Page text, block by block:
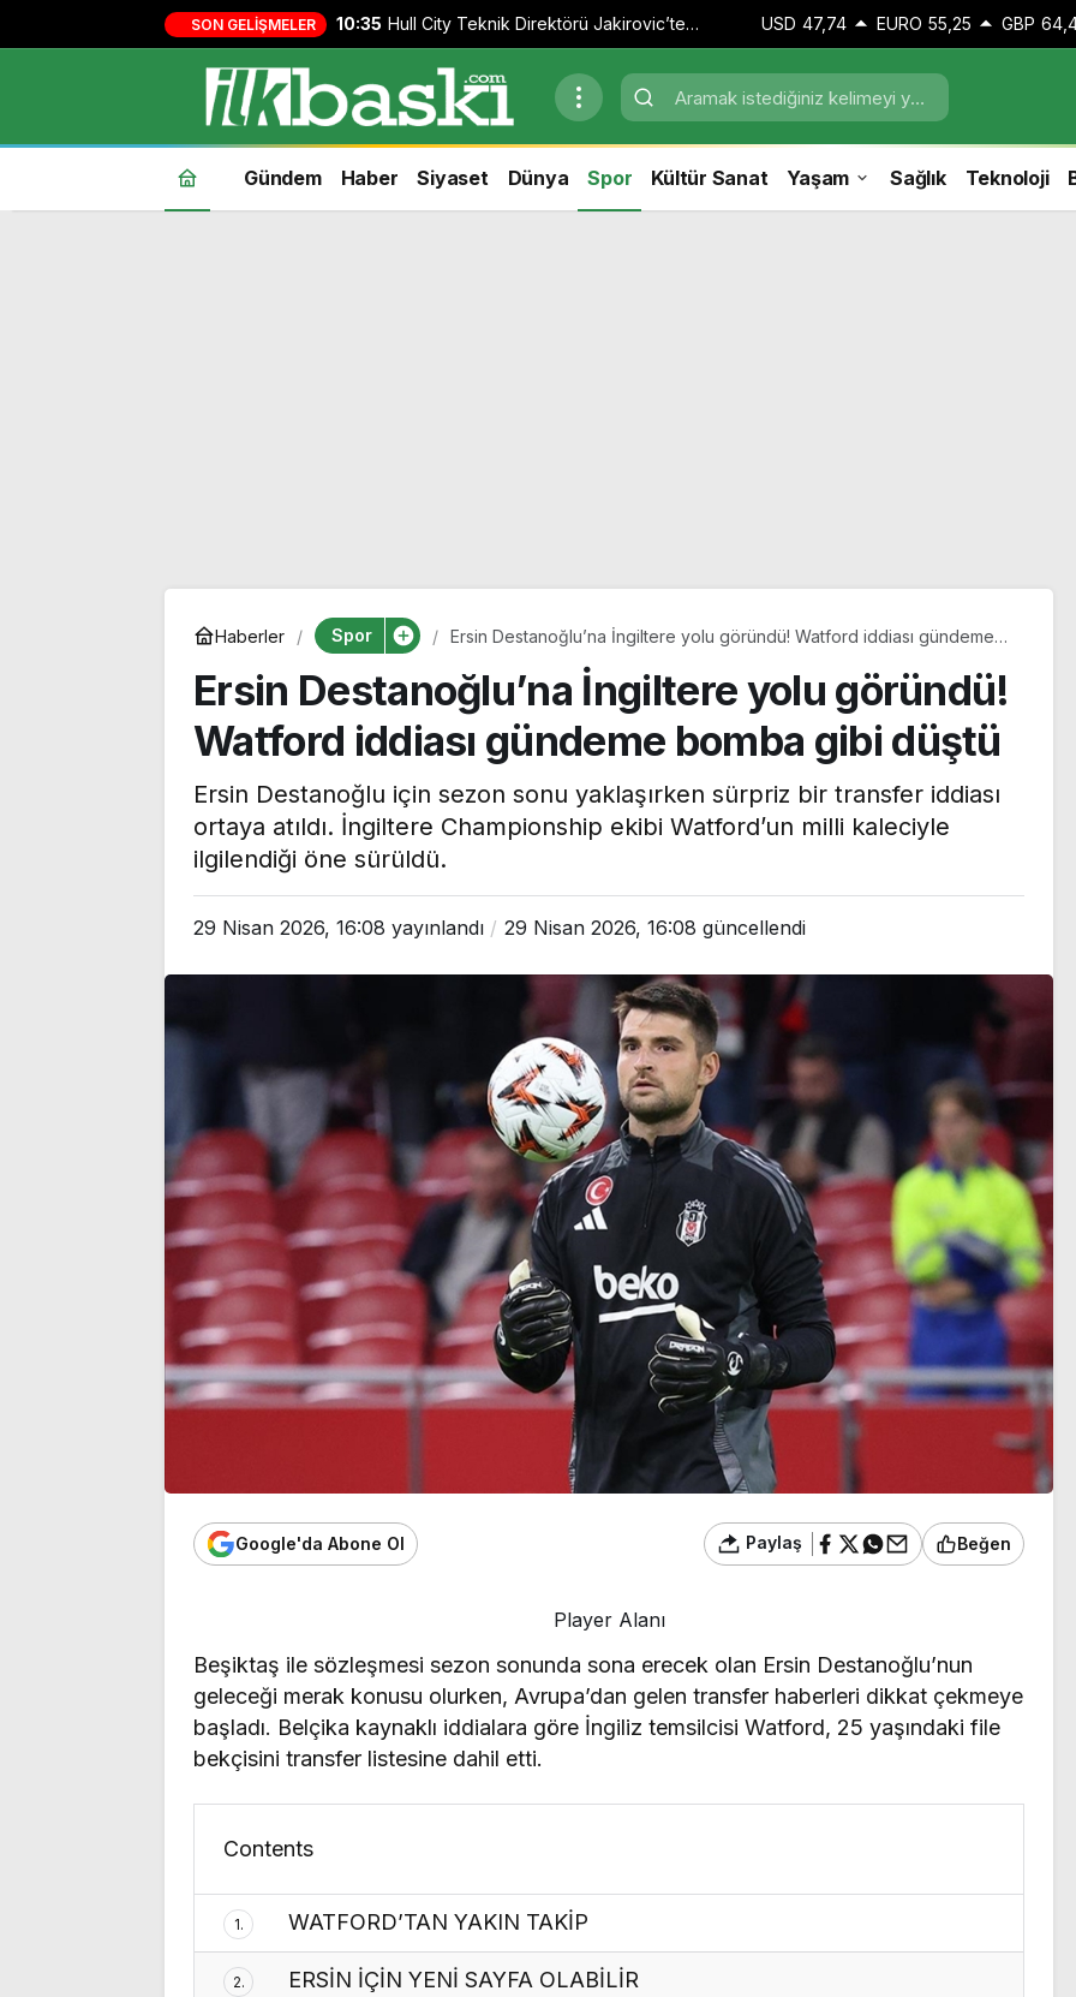
SON GELIŞMELER 10:35 Hull City Teknik Direktörü Jakirovic’ten
Beşiktaş itirafı: ‘Her zaman bir şeyler
bekliyorum’
USD 47,74 EURO 55,25 GBP
Gündem Haber Siyaset Dünya Spor Kültür Sanat Yaşam Sağlık Teknoloji
Haberler Spor
Ersin Destanoğlu’na İngiltere yolu göründü! Watford iddiası gündeme
Ersin Destanoğlu’na İngiltere yolu göründü!
Watford iddiası gündeme bomba gibi düştü
Ersin Destanoğlu için sezon sonu yaklaşırken sürpriz bir transfer iddiası
ortaya atıldı. İngiltere Championship ekibi Watford’un milli kaleciyle
ilgilendiği öne sürüldü.
29 Nisan 2026, 16:08 yayınlandı 29 Nisan 2026, 16:08 güncellendi
Google'da Abone Ol Paylaş Beğen
Player Alanı
Beşiktaş ile sözleşmesi sezon sonunda sona erecek olan Ersin Destanoğlu’nun
geleceği merak konusu olurken, Avrupa’dan gelen transfer haberleri dikkat çekmeye
başladı. Belçika kaynaklı iddialara göre İngiliz temsilcisi Watford, 25 yaşındaki file
bekçisini transfer listesine dahil etti.
Contents
1. WATFORD’TAN YAKIN TAKİP
2. ERSİN İÇİN YENİ SAYFA OLABİLİR
yangına
düştü: 2
haber alınamıyor
‘Terörsüz Türkiye’
sürecinde kritik aşama:
‘Çerçeve yasa’
komisyondan geçti
Rojin Kabaiş’in ailesini
tehdit eden şebekeye 8
ilde operasyon